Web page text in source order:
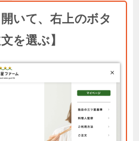
いて、右上のボタ
を選ぶ】